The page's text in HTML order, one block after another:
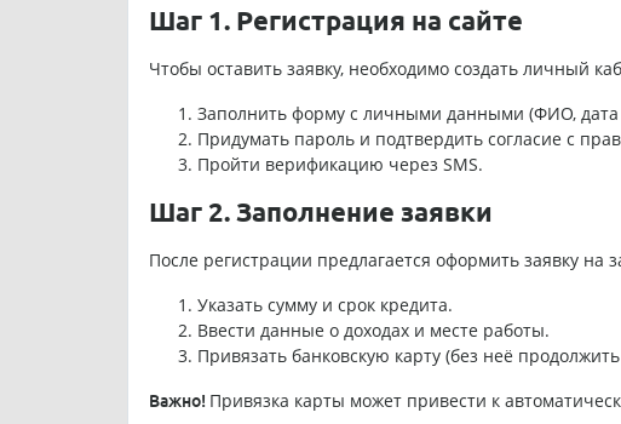
Шаг 1. Регистрация на сайте
Чтобы оставить заявку, необходимо создать личный
Заполнить форму с личными данными (ФИО,
Придумать пароль и подтвердить согласие с
Пройти верификацию через SMS.
Шаг 2. Заполнение заявки
После регистрации предлагается оформить заявку на
Указать сумму и срок кредита.
Ввести данные о доходах и месте работы.
Привязать банковскую карту (без неё
Важно! Привязка карты может привести к